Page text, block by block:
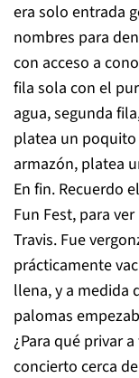
era solo entrada
nombres para
con acceso a
fila sola con el
agua, segunda
platea un
armazón, platea
En fin. Recuerdo
Fun Fest, para
Travis. Fue
prácticamente
llena, y a medida
palomas
¿Para qué privar
concierto cerca